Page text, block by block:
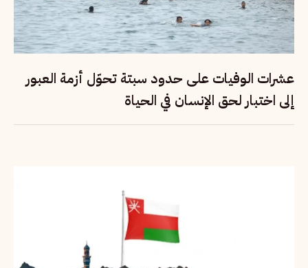
عشرات الوفيات على حدود سبتة تحوّل أزمة العبور
إلى اختبار لحق الإنسان في الحياة